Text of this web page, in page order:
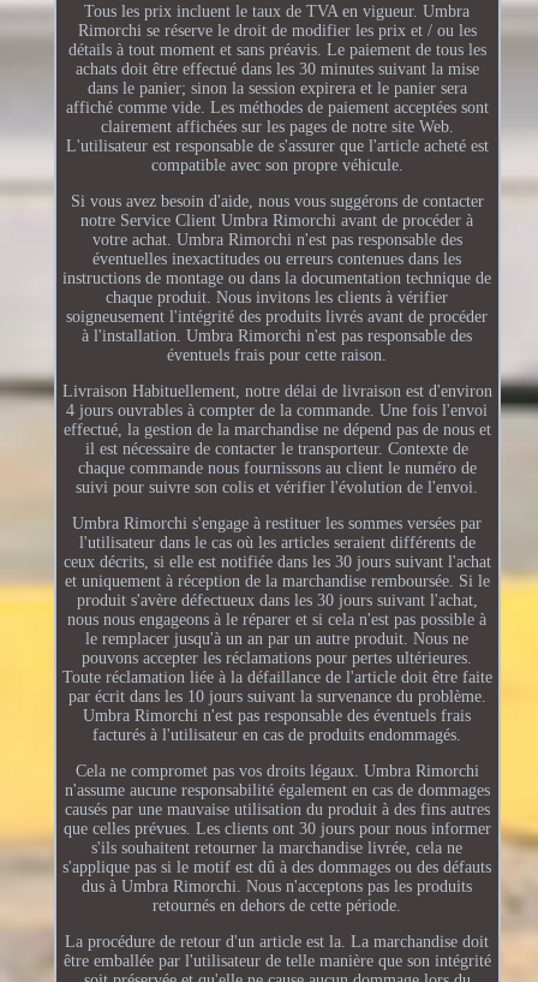
Tous les prix incluent le taux de TVA en vigueur. Umbra
Rimorchi se réserve le droit de modifier les prix et / ou les
détails à tout moment et sans préavis. Le paiement de tous les
achats doit être effectué dans les 30 minutes suivant la mise
dans le panier; sinon la session expirera et le panier sera
affiché comme vide. Les méthodes de paiement acceptées sont
clairement affichées sur les pages de notre site Web.
L'utilisateur est responsable de s'assurer que l'article acheté est
compatible avec son propre véhicule.
Si vous avez besoin d'aide, nous vous suggérons de contacter
notre Service Client Umbra Rimorchi avant de procéder à
votre achat. Umbra Rimorchi n'est pas responsable des
éventuelles inexactitudes ou erreurs contenues dans les
instructions de montage ou dans la documentation technique de
chaque produit. Nous invitons les clients à vérifier
soigneusement l'intégrité des produits livrés avant de procéder
à l'installation. Umbra Rimorchi n'est pas responsable des
éventuels frais pour cette raison.
Livraison Habituellement, notre délai de livraison est d'environ
4 jours ouvrables à compter de la commande. Une fois l'envoi
effectué, la gestion de la marchandise ne dépend pas de nous et
il est nécessaire de contacter le transporteur. Contexte de
chaque commande nous fournissons au client le numéro de
suivi pour suivre son colis et vérifier l'évolution de l'envoi.
Umbra Rimorchi s'engage à restituer les sommes versées par
l'utilisateur dans le cas où les articles seraient différents de
ceux décrits, si elle est notifiée dans les 30 jours suivant l'achat
et uniquement à réception de la marchandise remboursée. Si le
produit s'avère défectueux dans les 30 jours suivant l'achat,
nous nous engageons à le réparer et si cela n'est pas possible à
le remplacer jusqu'à un an par un autre produit. Nous ne
pouvons accepter les réclamations pour pertes ultérieures.
Toute réclamation liée à la défaillance de l'article doit être faite
par écrit dans les 10 jours suivant la survenance du problème.
Umbra Rimorchi n'est pas responsable des éventuels frais
facturés à l'utilisateur en cas de produits endommagés.
Cela ne compromet pas vos droits légaux. Umbra Rimorchi
n'assume aucune responsabilité également en cas de dommages
causés par une mauvaise utilisation du produit à des fins autres
que celles prévues. Les clients ont 30 jours pour nous informer
s'ils souhaitent retourner la marchandise livrée, cela ne
s'applique pas si le motif est dû à des dommages ou des défauts
dus à Umbra Rimorchi. Nous n'acceptons pas les produits
retournés en dehors de cette période.
La procédure de retour d'un article est la. La marchandise doit
être emballée par l'utilisateur de telle manière que son intégrité